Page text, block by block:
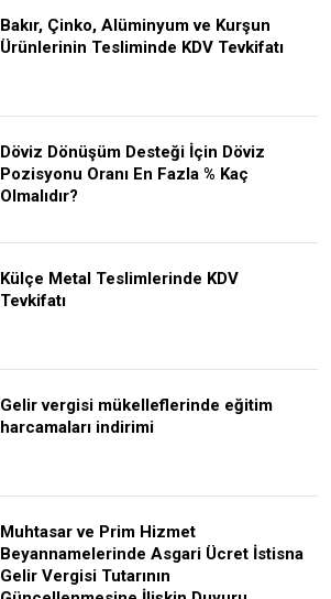
Bakır, Çinko, Alüminyum ve Kurşun
Ürünlerinin Tesliminde KDV Tevkifatı
Döviz Dönüşüm Desteği İçin Döviz
Pozisyonu Oranı En Fazla % Kaç
Olmalıdır?
Külçe Metal Teslimlerinde KDV
Tevkifatı
Gelir vergisi mükelleflerinde eğitim
harcamaları indirimi
Muhtasar ve Prim Hizmet
Beyannamelerinde Asgari Ücret İstisna
Gelir Vergisi Tutarının